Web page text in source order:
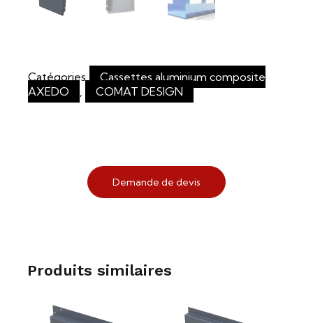
Catégories
Cassettes aluminium composite
AXEDO
, COMAT DESIGN
Demande de devis
Produits similaires